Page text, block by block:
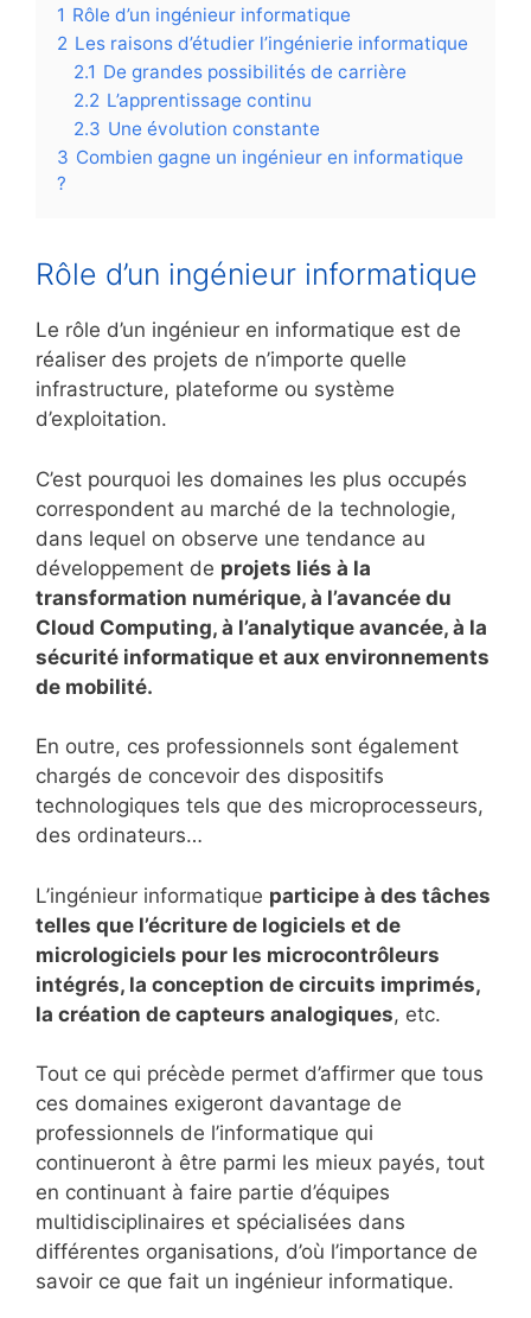
1 Rôle d’un ingénieur informatique
2 Les raisons d’étudier l’ingénierie informatique
2.1 De grandes possibilités de carrière
2.2 L’apprentissage continu
2.3 Une évolution constante
3 Combien gagne un ingénieur en informatique
?
Rôle d’un ingénieur informatique
Le rôle d’un ingénieur en informatique est de
réaliser des projets de n’importe quelle
infrastructure, plateforme ou système
d’exploitation.
C’est pourquoi les domaines les plus occupés
correspondent au marché de la technologie,
dans lequel on observe une tendance au
développement de projets liés à la
transformation numérique, à l’avancée du
Cloud Computing, à l’analytique avancée, à la
sécurité informatique et aux environnements
de mobilité.
En outre, ces professionnels sont également
chargés de concevoir des dispositifs
technologiques tels que des microprocesseurs,
des ordinateurs…
L’ingénieur informatique participe à des tâches
telles que l’écriture de logiciels et de
micrologiciels pour les microcontrôleurs
intégrés, la conception de circuits imprimés,
la création de capteurs analogiques, etc.
Tout ce qui précède permet d’affirmer que tous
ces domaines exigeront davantage de
professionnels de l’informatique qui
continueront à être parmi les mieux payés, tout
en continuant à faire partie d’équipes
multidisciplinaires et spécialisées dans
différentes organisations, d’où l’importance de
savoir ce que fait un ingénieur informatique.